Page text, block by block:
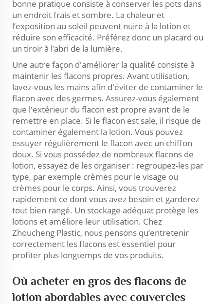
bonne pratique consiste à conserver les pots dans
un endroit frais et sombre. La chaleur et
l’exposition au soleil peuvent nuire à la lotion et
réduire son efficacité. Préférez donc un placard ou
un tiroir à l’abri de la lumière.
Une autre façon d'améliorer la qualité consiste à
maintenir les flacons propres. Avant utilisation,
lavez-vous les mains afin d'éviter de contaminer le
flacon avec des germes. Assurez-vous également
que l'extérieur du flacon est propre avant de le
remettre en place. Si le flacon est sale, il risque de
contaminer également la lotion. Vous pouvez
essuyer régulièrement le flacon avec un chiffon
doux. Si vous possédez de nombreux flacons de
lotion, essayez de les organiser : regroupez-les par
type, par exemple crèmes pour le visage ou
crèmes pour le corps. Ainsi, vous trouverez
rapidement ce dont vous avez besoin et garderez
tout bien rangé. Un stockage adéquat protège les
lotions et améliore leur utilisation. Chez
Zhoucheng Plastic, nous pensons qu’entretenir
correctement les flacons est essentiel pour
profiter plus longtemps de vos produits.
Où acheter en gros des flacons de
lotion abordables avec couvercles